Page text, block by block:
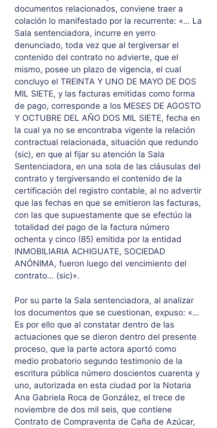
documentos relacionados, conviene traer a
colación lo manifestado por la recurrente: «… La
Sala sentenciadora, incurre en yerro
denunciado, toda vez que al tergiversar el
contenido del contrato no advierte, que el
mismo, posee un plazo de vigencia, el cual
concluyo el TREINTA Y UNO DE MAYO DE DOS
MIL SIETE, y las facturas emitidas como forma
de pago, corresponde a los MESES DE AGOSTO
Y OCTUBRE DEL AÑO DOS MIL SIETE, fecha en
la cual ya no se encontraba vigente la relación
contractual relacionada, situación que redundo
(sic), en que al fijar su atención la Sala
Sentenciadora, en una sola de las cláusulas del
contrato y tergiversando el contenido de la
certificación del registro contable, al no advertir
que las fechas en que se emitieron las facturas,
con las que supuestamente que se efectúo la
totalidad del pago de la factura número
ochenta y cinco (85) emitida por la entidad
INMOBILIARIA ACHIGUATE, SOCIEDAD
ANÓNIMA, fueron luego del vencimiento del
contrato… (sic)».
Por su parte la Sala sentenciadora, al analizar
los documentos que se cuestionan, expuso: «…
Es por ello que al constatar dentro de las
actuaciones que se dieron dentro del presente
proceso, que la parte actora aportó como
medio probatorio segundo testimonio de la
escritura pública número doscientos cuarenta y
uno, autorizada en esta ciudad por la Notaria
Ana Gabriela Roca de González, el trece de
noviembre de dos mil seis, que contiene
Contrato de Compraventa de Caña de Azúcar,